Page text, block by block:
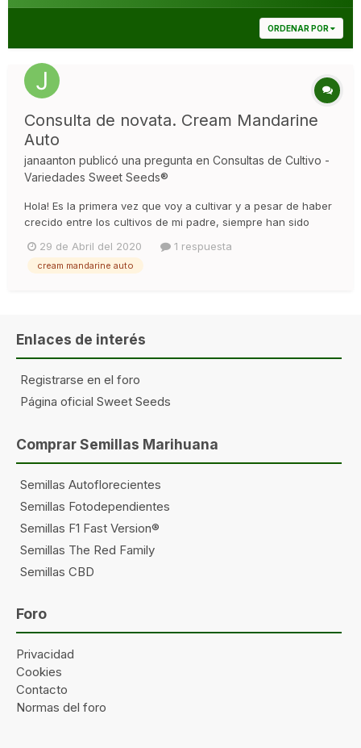
ORDENAR POR
Consulta de novata. Cream Mandarine
Auto
janaanton publicó una pregunta en Consultas de Cultivo -
Variedades Sweet Seeds®
Hola! Es la primera vez que voy a cultivar y a pesar de haber
crecido entre los cultivos de mi padre, siempre han sido
mundo nuevo para mi, mi conuslta es la siguiente: estoy
germinando 2 Cream Mandarine Auto y 1 Blueberry Auto para
29 de Abril del 2020 1 respuesta
cream mandarine auto
Enlaces de interés
Registrarse en el foro
Página oficial Sweet Seeds
Comprar Semillas Marihuana
Semillas Autoflorecientes
Semillas Fotodependientes
Semillas F1 Fast Version®
Semillas The Red Family
Semillas CBD
Foro
Privacidad
Cookies
Contacto
Normas del foro